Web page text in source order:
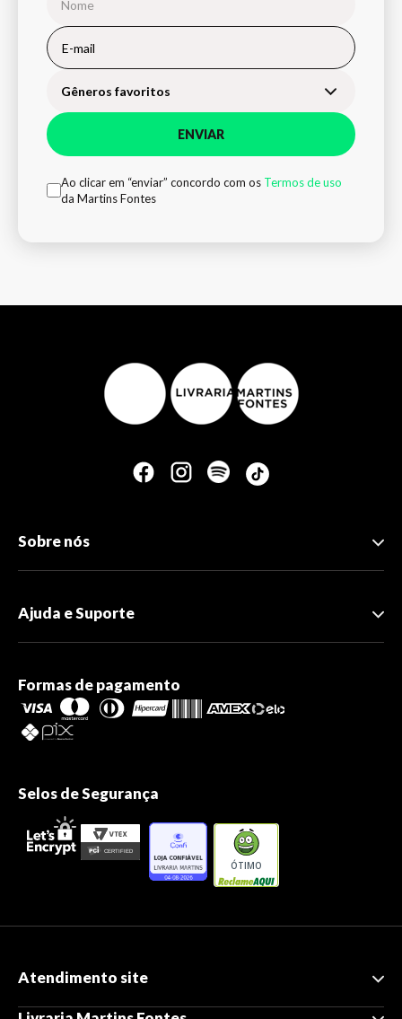
Gêneros favoritos
ENVIAR
Ao clicar em “enviar” concordo com os Termos de uso
da Martins Fontes
Sobre nós
Ajuda e Suporte
Formas de pagamento
Selos de Segurança
ÓTIMO
Atendimento site